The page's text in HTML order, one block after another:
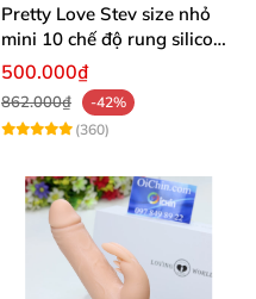
Pretty Love Stev size nhỏ
mini 10 chế độ rung silicone
mềm
500.000₫
862.000₫
-42%
(360)